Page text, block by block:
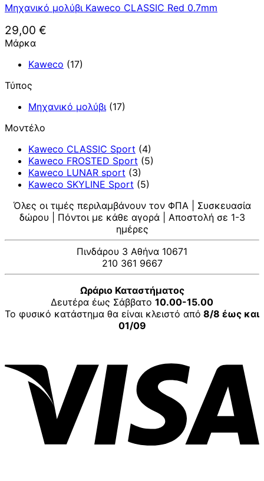
Μηχανικό μολύβι Kaweco CLASSIC Red 0.7mm
29,00 €
Μάρκα
Kaweco (17)
Τύπος
Μηχανικό μολύβι (17)
Μοντέλο
Kaweco CLASSIC Sport (4)
Kaweco FROSTED Sport (5)
Kaweco LUNAR sport (3)
Kaweco SKYLINE Sport (5)
Όλες οι τιμές περιλαμβάνουν τον ΦΠΑ | Συσκευασία
δώρου | Πόντοι με κάθε αγορά | Αποστολή σε 1-3
ημέρες
Πινδάρου 3 Αθήνα 10671
210 361 9667
Ωράριο Καταστήματος
Δευτέρα έως Σάββατο 10.00-15.00
Το φυσικό κατάστημα θα είναι κλειστό από 8/8 έως και
01/09